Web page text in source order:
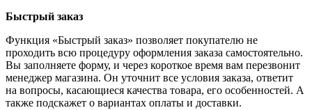
Быстрый заказ
Функция «Быстрый заказ» позволяет покупателю не
проходить всю процедуру оформления заказа самостоятельно.
Вы заполняете форму, и через короткое время вам перезвонит
менеджер магазина. Он уточнит все условия заказа, ответит
на вопросы, касающиеся качества товара, его особенностей. А
также подскажет о вариантах оплаты и доставки.